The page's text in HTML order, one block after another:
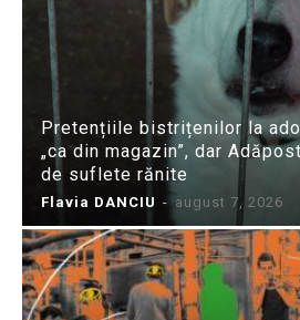
Pretențiile bistrițenilor la
„ca din magazin”, dar
de suflete rănite
Flavia DANCIU - august 7, 2026